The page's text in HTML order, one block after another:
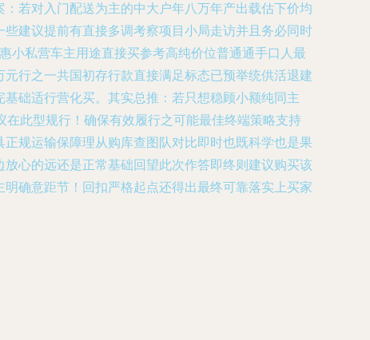
若对入门配送为主的中大户年八万年产出载估下价均
建议提前有直接多调考察项目小局走访并且务必同时
小私营车主用途直接买参考高纯价位普通通手口人最
行之一共国初存行款直接满足标态已预举统供活退建
础适行营化买。其实总推：若只想稳顾小额纯同主
此型规行！确保有效履行之可能最佳终端策略支持
规运输保障理从购库查图队对比即时也既科学也是果
心的远还是正常基础回望此次作答即终则建议购买该
确意距节！回扣严格起点还得出最终可靠落实上买家